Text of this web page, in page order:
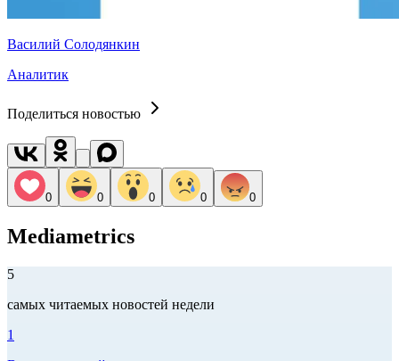
Василий Солодянкин
Аналитик
Поделиться новостью
0 0 0 0 0
Mediametrics
5
самых читаемых новостей недели
1